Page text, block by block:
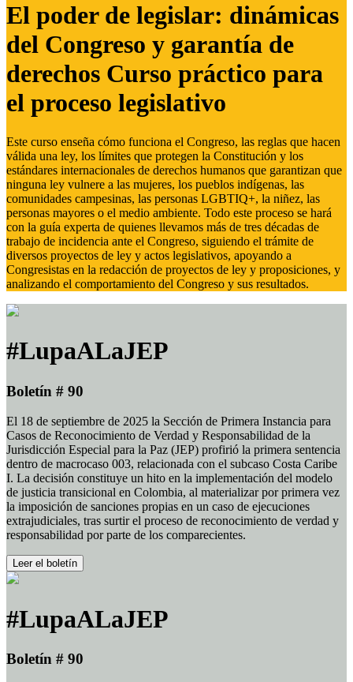
El poder de legislar: dinámicas
del Congreso y garantía de
derechos Curso práctico para
el proceso legislativo
Este curso enseña cómo funciona el Congreso, las reglas que hacen
válida una ley, los límites que protegen la Constitución y los
estándares internacionales de derechos humanos que garantizan que
ninguna ley vulnere a las mujeres, los pueblos indígenas, las
comunidades campesinas, las personas LGBTIQ+, la niñez, las
personas mayores o el medio ambiente. Todo este proceso se hará
con la guía experta de quienes llevamos más de tres décadas de
trabajo de incidencia ante el Congreso, siguiendo el trámite de
diversos proyectos de ley y actos legislativos, apoyando a
Congresistas en la redacción de proyectos de ley y proposiciones, y
analizando el comportamiento del Congreso y sus resultados.
#LupaALaJEP
Boletín # 90
El 18 de septiembre de 2025 la Sección de Primera Instancia para
Casos de Reconocimiento de Verdad y Responsabilidad de la
Jurisdicción Especial para la Paz (JEP) profirió la primera sentencia
dentro de macrocaso 003, relacionada con el subcaso Costa Caribe
I. La decisión constituye un hito en la implementación del modelo
de justicia transicional en Colombia, al materializar por primera vez
la imposición de sanciones propias en un caso de ejecuciones
extrajudiciales, tras surtir el proceso de reconocimiento de verdad y
responsabilidad por parte de los comparecientes.
Leer el boletín
#LupaALaJEP
Boletín # 90